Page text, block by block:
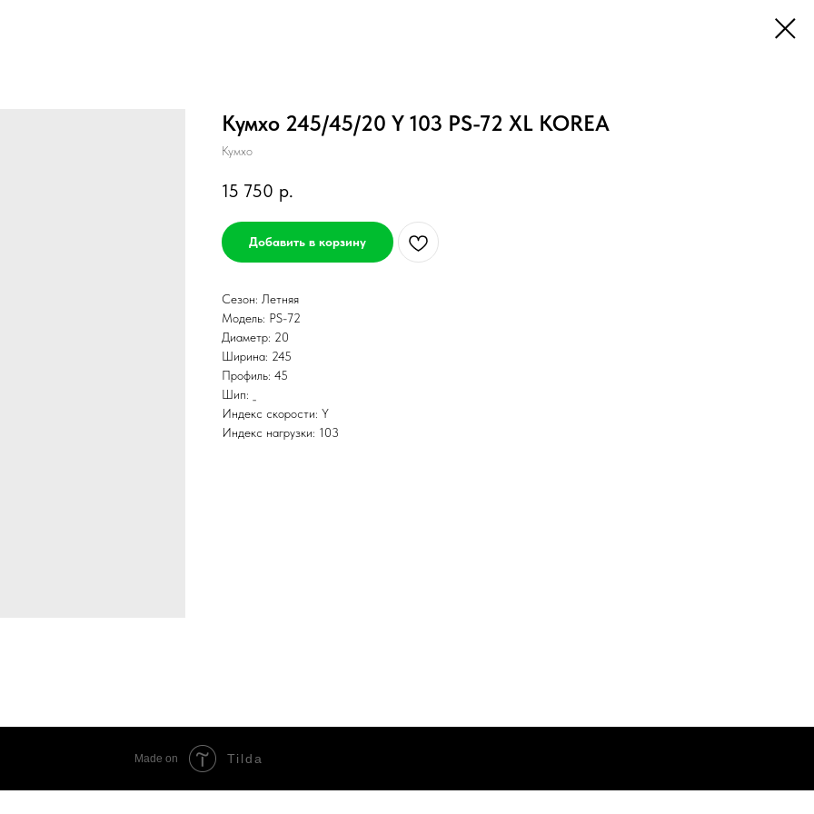
Кумхо 245/45/20 Y 103 PS-72 XL KOREA
Кумхо
15 750 р.
Добавить в корзину
Сезон: Летняя
Модель: PS-72
Диаметр: 20
Ширина: 245
Профиль: 45
Шип: _
Индекс скорости: Y
Индекс нагрузки: 103
Made on Tilda